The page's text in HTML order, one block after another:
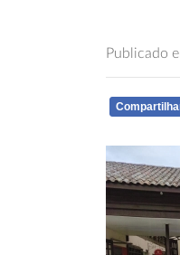
Publicado